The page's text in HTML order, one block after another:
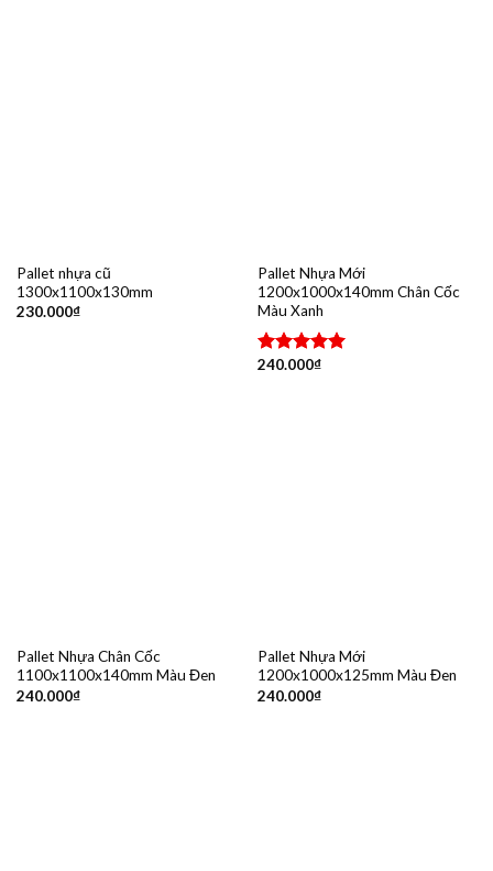
Pallet nhựa cũ
1300x1100x130mm
230.000₫
Pallet Nhựa Mới
1200x1000x140mm Chân Cốc
Màu Xanh
Được xếp
240.000₫
Pallet Nhựa Chân Cốc
1100x1100x140mm Màu Đen
240.000₫
Pallet Nhựa Mới
1200x1000x125mm Màu Đen
240.000₫